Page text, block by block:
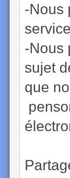
-Nous
-Nous
sujet
que